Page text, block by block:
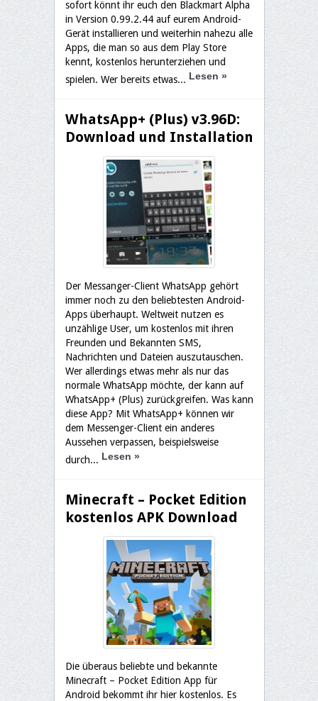
sofort könnt ihr euch den Blackmart Alpha
in Version 0.99.2.44 auf eurem Android-
Gerät installieren und weiterhin nahezu alle
Apps, die man so aus dem Play Store
kennt, kostenlos herunterziehen und
spielen. Wer bereits etwas... Lesen »
WhatsApp+ (Plus) v3.96D:
Download und Installation
Der Messanger-Client WhatsApp gehört
immer noch zu den beliebtesten Android-
Apps überhaupt. Weltweit nutzen es
unzählige User, um kostenlos mit ihren
Freunden und Bekannten SMS,
Nachrichten und Dateien auszutauschen.
Wer allerdings etwas mehr als nur das
normale WhatsApp möchte, der kann auf
WhatsApp+ (Plus) zurückgreifen. Was kann
diese App? Mit WhatsApp+ können wir
dem Messenger-Client ein anderes
Aussehen verpassen, beispielsweise
durch... Lesen »
Minecraft – Pocket Edition
kostenlos APK Download
Die überaus beliebte und bekannte
Minecraft – Pocket Edition App für
Android bekommt ihr hier kostenlos. Es